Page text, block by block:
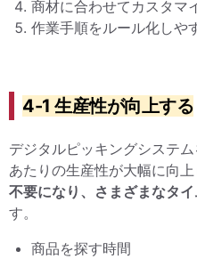
商材に合わせてカスタマ
作業手順をルール化しや
4-1 生産性が向上する
デジタルピッキングシステ
あたりの生産性が大幅に向上
不要になり、さまざまなタ
す。
商品を探す時間